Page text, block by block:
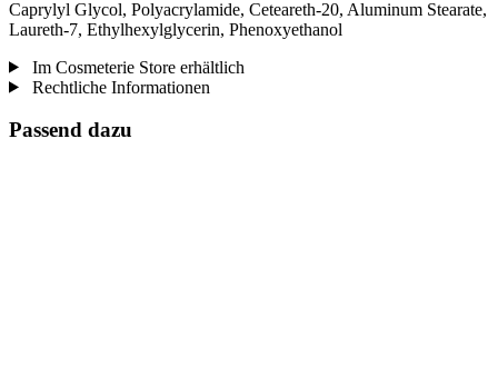
Caprylyl Glycol, Polyacrylamide, Ceteareth-20, Aluminum Stearate,
Laureth-7, Ethylhexylglycerin, Phenoxyethanol
Im Cosmeterie Store erhältlich
Rechtliche Informationen
Passend dazu